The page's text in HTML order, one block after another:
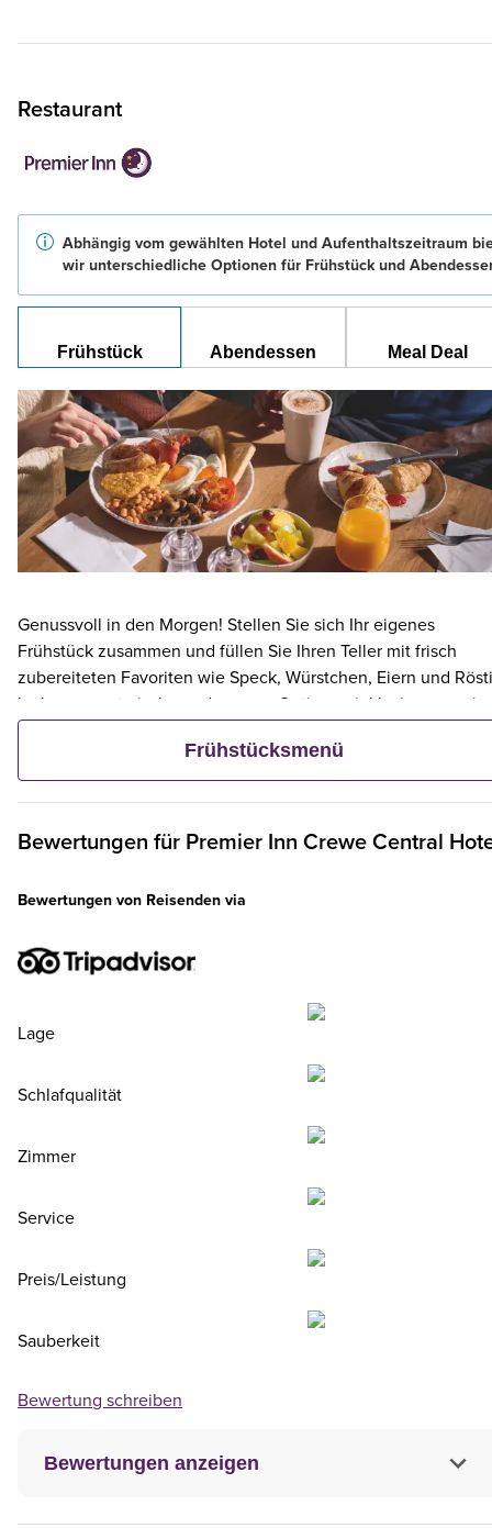
Restaurant
Abhängig vom gewählten Hotel und Aufenthaltszeitraum
wir unterschiedliche Optionen für Frühstück und
Frühstück Abendessen Meal Deal
Genussvoll in den Morgen! Stellen Sie sich Ihr eigenes
Frühstück zusammen und füllen Sie Ihren Teller mit frisch
zubereiteten Favoriten wie Speck, Würstchen, Eiern und
leckere vegetarische und vegane Optionen inklusive – sowie
kontinentalen Köstlichkeiten wie Obst, Müsli und frischem
Gebäck. Und wenn ein Erwachsener ein Premier Inn-
bestellt, frühstücken bis zu zwei Kinder kostenlos mit.**
Frühstücksmenü
Bewertungen für Premier Inn Crewe Central
Bewertungen anzeigen
Bewertungen von Reisenden via
Lage
Schlafqualität
Zimmer
Service
Preis/Leistung
Sauberkeit
Bewertung schreiben